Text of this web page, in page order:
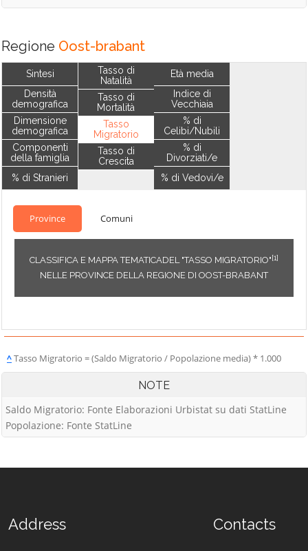
Regione Oost-brabant
Sintesi
Densità
demografica
Dimensione
demografica
Componenti
della famiglia
% di Stranieri
Tasso di
Natalità
Tasso di
Mortalità
Tasso
Migratorio
Tasso di
Crescita
Età media
Indice di
Vecchiaia
% di
Celibi/Nubili
% di
Divorziati/e
% di Vedovi/e
Province Comuni
CLASSIFICA E MAPPA TEMATICADEL "TASSO MIGRATORIO"[1]
NELLE PROVINCE DELLA REGIONE DI OOST-BRABANT
^Tasso Migratorio = (Saldo Migratorio / Popolazione media) * 1.000
NOTE
Saldo Migratorio: Fonte Elaborazioni Urbistat su dati StatLine
Popolazione: Fonte StatLine
Address Contacts